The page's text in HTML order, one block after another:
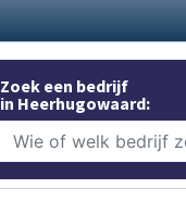
Zoek een bedrijf
in Heerhugowaard: